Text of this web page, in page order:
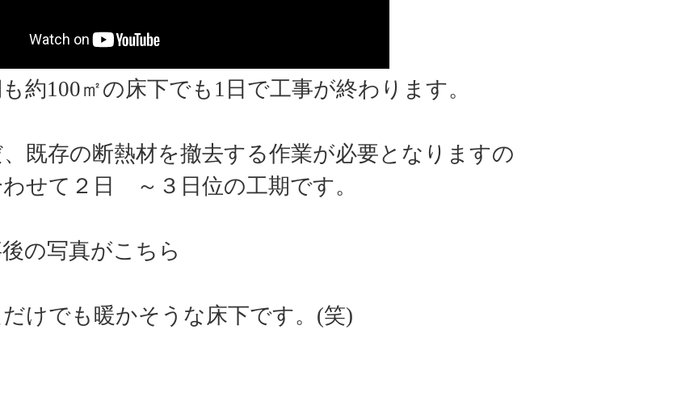
約100㎡の床下でも 1 日で工事が終わります。
既存の断熱材を撤去する作業が必要となりますの
せて２日 ～３日位の工期です。
の写真がこちら
けでも暖かそうな床下です。 (笑)